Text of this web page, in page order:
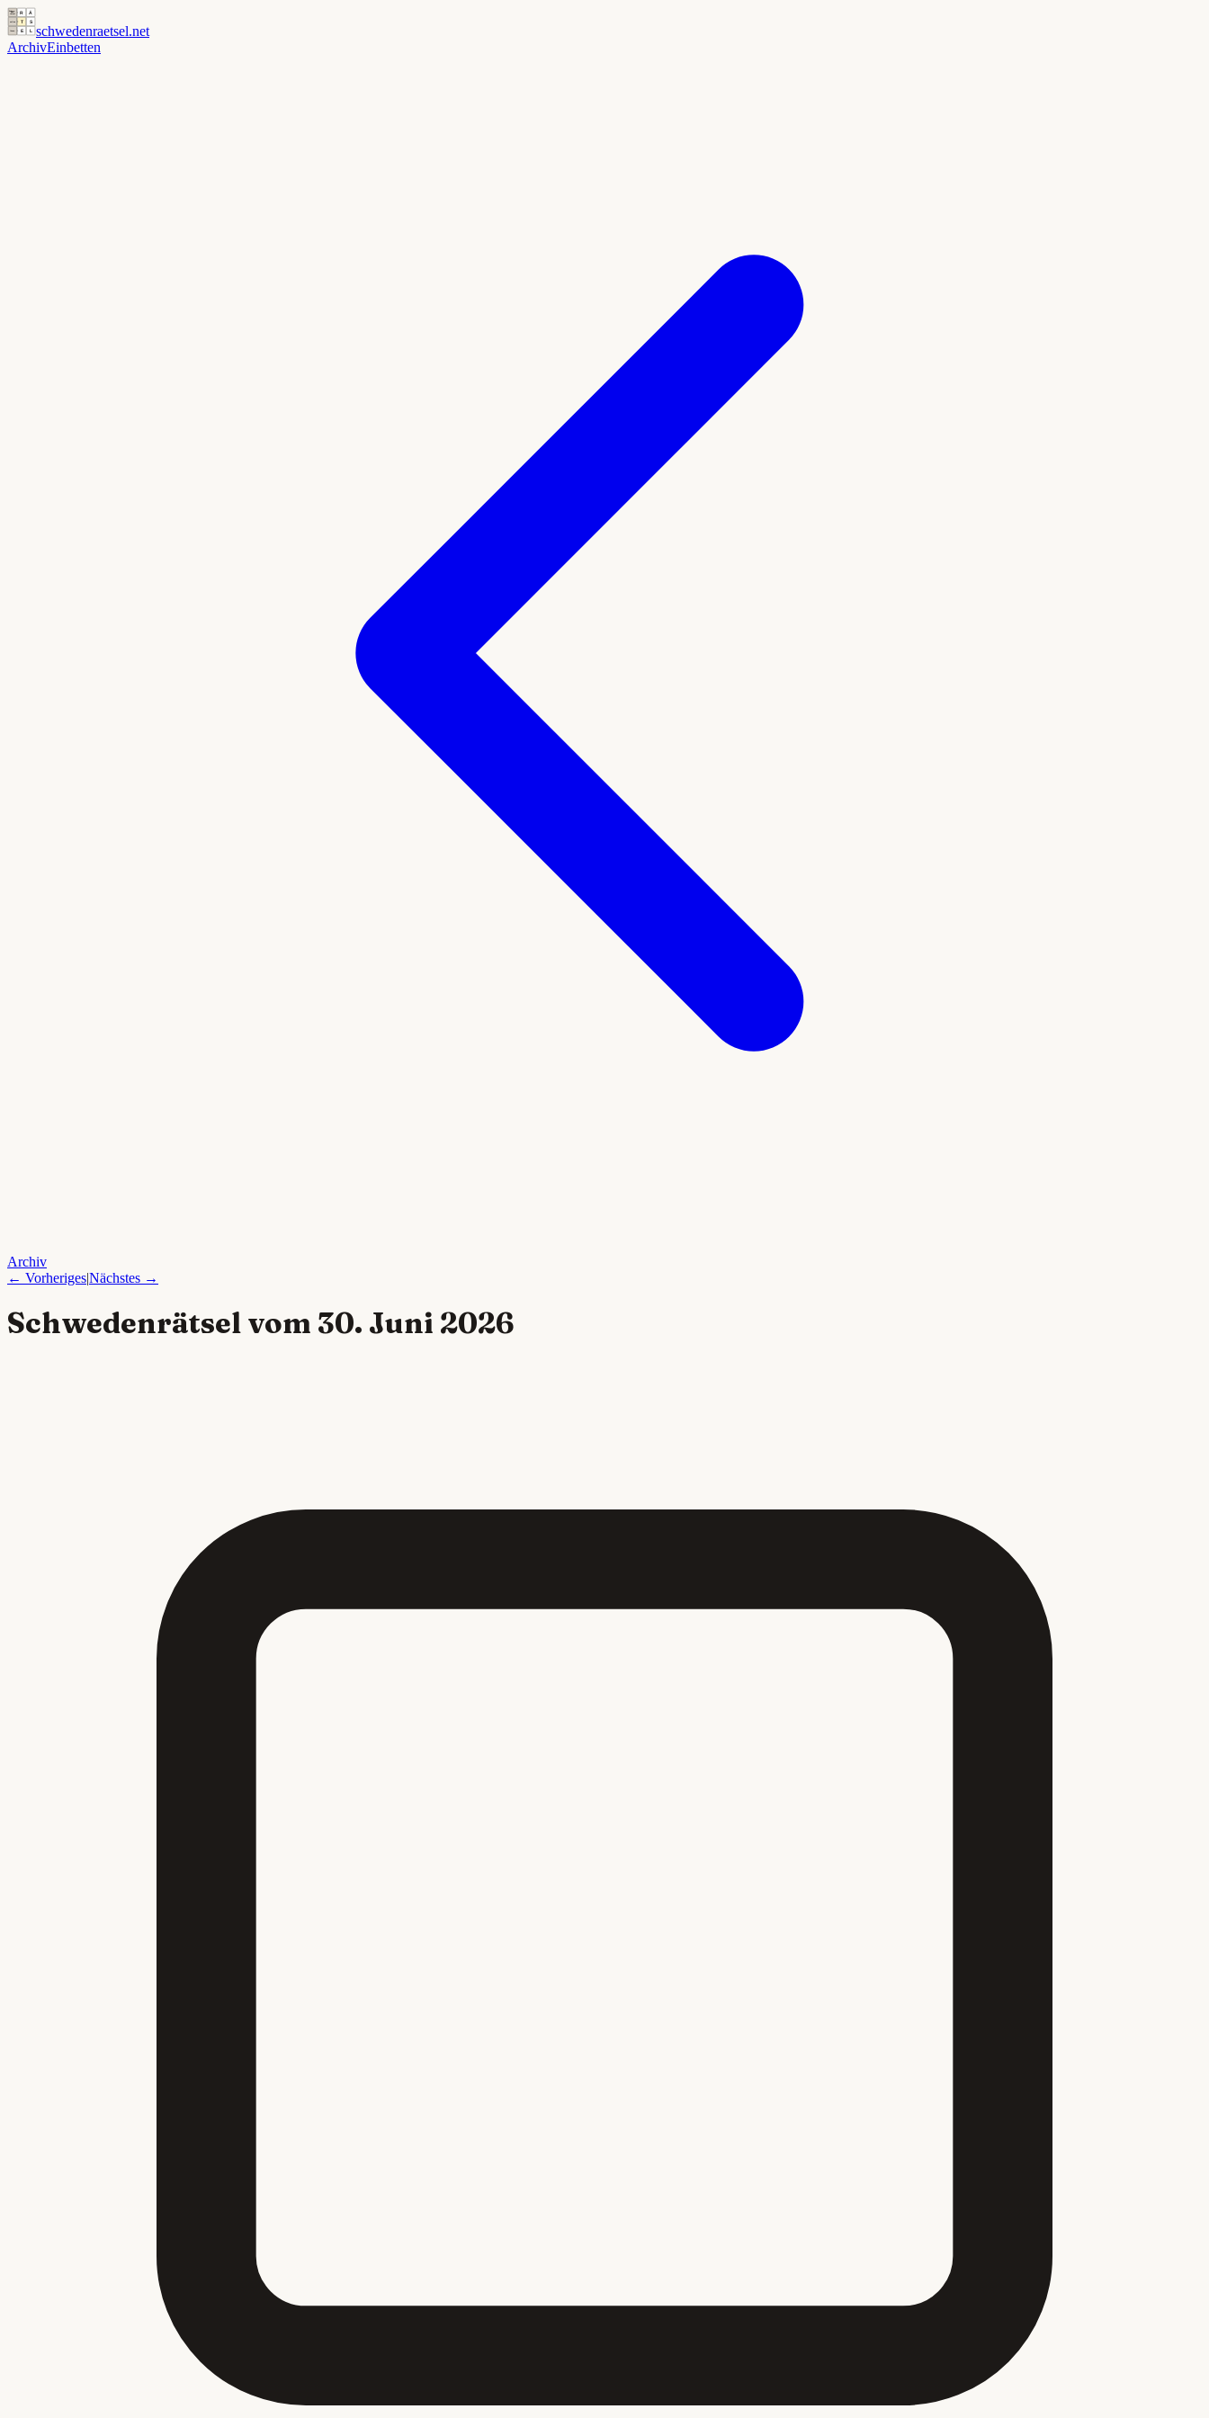
schwedenraetsel.net
ArchivEinbetten
Archiv
← Vorheriges|Nächstes →
Schwedenrätsel vom 30. Juni 2026